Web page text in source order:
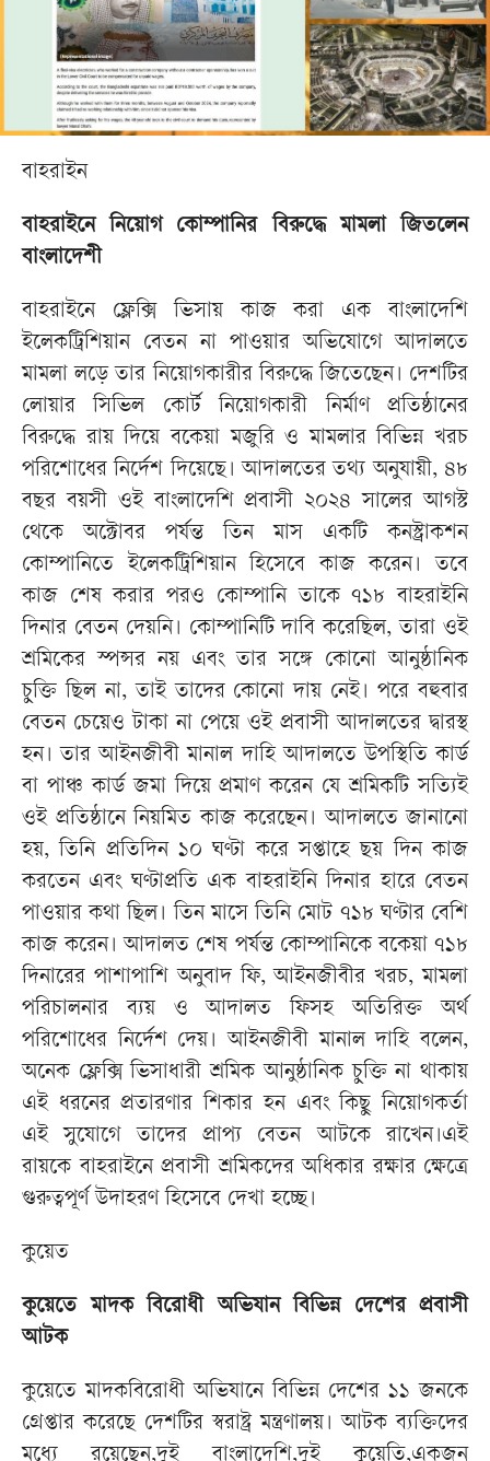
বাহরাইন
বাহরাইনে নিয়োগ কোম্পানির বিরুদ্ধে মামলা জিতলেন
বাংলাদেশী
বাহরাইনে ফ্লেক্সি ভিসায় কাজ করা এক বাংলাদেশি
ইলেকট্রিশিয়ান বেতন না পাওয়ার অভিযোগে আদালতে
মামলা লড়ে তার নিয়োগকারীর বিরুদ্ধে জিতেছেন। দেশটির
লোয়ার সিভিল কোর্ট নিয়োগকারী নির্মাণ প্রতিষ্ঠানের
বিরুদ্ধে রায় দিয়ে বকেয়া মজুরি ও মামলার বিভিন্ন খরচ
পরিশোধের নির্দেশ দিয়েছে। আদালতের তথ্য অনুযায়ী, ৪৮
বছর বয়সী ওই বাংলাদেশি প্রবাসী ২০২৪ সালের আগস্ট
থেকে অক্টোবর পর্যন্ত তিন মাস একটি কনস্ট্রাকশন
কোম্পানিতে ইলেকট্রিশিয়ান হিসেবে কাজ করেন। তবে
কাজ শেষ করার পরও কোম্পানি তাকে ৭১৮ বাহরাইনি
দিনার বেতন দেয়নি। কোম্পানিটি দাবি করেছিল, তারা ওই
শ্রমিকের স্পন্সর নয় এবং তার সঙ্গে কোনো আনুষ্ঠানিক
চুক্তি ছিল না, তাই তাদের কোনো দায় নেই। পরে বহুবার
বেতন চেয়েও টাকা না পেয়ে ওই প্রবাসী আদালতের দ্বারস্থ
হন। তার আইনজীবী মানাল দাহি আদালতে উপস্থিতি কার্ড
বা পাঞ্চ কার্ড জমা দিয়ে প্রমাণ করেন যে শ্রমিকটি সত্যিই
ওই প্রতিষ্ঠানে নিয়মিত কাজ করেছেন। আদালতে জানানো
হয়, তিনি প্রতিদিন ১০ ঘণ্টা করে সপ্তাহে ছয় দিন কাজ
করতেন এবং ঘণ্টাপ্রতি এক বাহরাইনি দিনার হারে বেতন
পাওয়ার কথা ছিল। তিন মাসে তিনি মোট ৭১৮ ঘণ্টার বেশি
কাজ করেন। আদালত শেষ পর্যন্ত কোম্পানিকে বকেয়া ৭১৮
দিনারের পাশাপাশি অনুবাদ ফি, আইনজীবীর খরচ, মামলা
পরিচালনার ব্যয় ও আদালত ফিসহ অতিরিক্ত অর্থ
পরিশোধের নির্দেশ দেয়। আইনজীবী মানাল দাহি বলেন,
অনেক ফ্লেক্সি ভিসাধারী শ্রমিক আনুষ্ঠানিক চুক্তি না থাকায়
এই ধরনের প্রতারণার শিকার হন এবং কিছু নিয়োগকর্তা
এই সুযোগে তাদের প্রাপ্য বেতন আটকে রাখেন।এই
রায়কে বাহরাইনে প্রবাসী শ্রমিকদের অধিকার রক্ষার ক্ষেত্রে
গুরুত্বপূর্ণ উদাহরণ হিসেবে দেখা হচ্ছে।
কুয়েত
কুয়েতে মাদক বিরোধী অভিযান বিভিন্ন দেশের প্রবাসী
আটক
কুয়েতে মাদকবিরোধী অভিযানে বিভিন্ন দেশের ১১ জনকে
গ্রেপ্তার করেছে দেশটির স্বরাষ্ট্র মন্ত্রণালয়। আটক ব্যক্তিদের
মধ্যে রয়েছেন,দুই বাংলাদেশি,দুই কুয়েতি,একজন